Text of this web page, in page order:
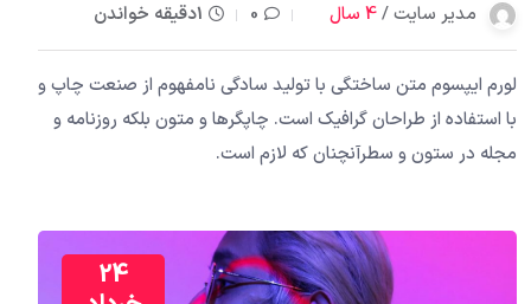
مدیر سایت /4 سال 0 1دقیقه خواندن
لورم ایپسوم متن ساختگی با تولید سادگی نامفهوم از صنعت چاپ و
با استفاده از طراحان گرافیک است. چاپگرها و متون بلکه روزنامه و
مجله در ستون و سطرآنچنان که لازم است.
24